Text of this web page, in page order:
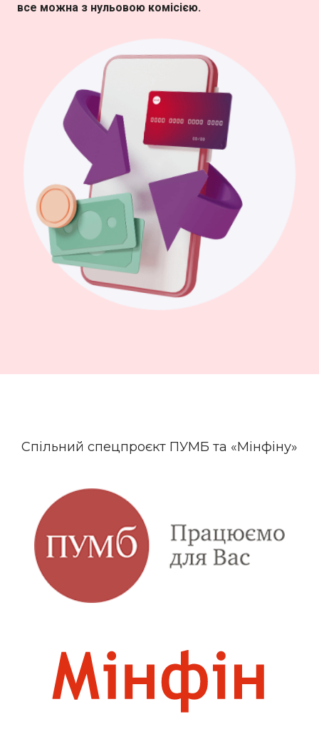
все можна з нульовою комісією.
Спільний спецпроєкт ПУМБ та «Мінфіну»